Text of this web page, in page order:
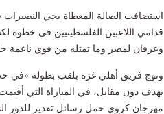
استضافت الصالة المغطاة بحي
قدامي اللاعبين الفلسطينيين فى خطوة
وعرفان لمصر وما تمثله من قوي
وتوج فريق أهلي غزة بلقب بطولة «في
بهدف دون مقابل، في المباراة التي
مهرجان كروي حمل رسائل تقدير للدور